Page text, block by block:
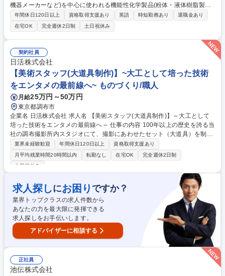
機器メーカーなど)を中心に使われる機能性化学製品(粉体・液体樹脂製品
など)の製造販売および商社機能も持つ弊社にて、タイ拠点の責任者候補
を募集。国内で知識習得後、現地赴任頂きます。 現地で現在の拠点長から
業務引継ぎを実施。約50名の工場や営業の管理を通じ事業成長を牽引しま
す。■工場管理および営業拠点の業務管理 ■現地スタッフのマネジメント ■
日本本社の方針に基づく現地経営の推進 ■品質向上や製造効率の改善施策
の実行 ■現トップからの業務引継ぎ 【仕事の魅力】右肩上がりの成長を続
ける海外拠点の経営を担う、裁量の大きなポジションです。経験を活かし
て拠点長として手腕を発揮できます。 募集職種 【海外製造拠点責任者候
補(タイ)】スタンダード上場/創業70年化学メーカー
年間休日120日以上 資格取得支援あり 英語 時短勤務あり
退職金あり
在宅OK
完全週休2日制 土日祝休み
契約社員
日活株式会社
【美術スタッフ(大道具制作)】~大工として培った技術
をエンタメの最前線へ~ ものづくり/職人
月給25万円～50万円
東京都調布市
企業名 日活株式会社 求人名 【美術スタッフ(大道具制作)】～大工として
培った技術をエンタメの最前線へ～ 仕事の内容 100年以上の歴史を誇る当
社の調布撮影所内スタジオにて、撮影にあわせたセット（大道具）を制作
いただきます。映画・TV・CM・MVなどの世界観を支える非常にやりが
いのある仕事です。 【詳細】■大道具の製作・設営(仕込み)、撤去、メン
テナンス ■作業場の清掃、材料などの発注等(※インパクトドライバーでの
は、建物の改変(杭打ち/アンカー固定/壁・床への穴あけ等)は一切伴いませ
ん。 【入社後】まずは先輩と一連の業務を経験。現場のプロである外部業
者と連携しながら、着実に知識とスキルを吸収し、無理なく独り立ちを目
指せます。 募集職種 【美術スタッフ(大道具制作)】～大工として培った技
術をエンタメの最前線へ～
業界未経験歓迎 年間休日120日以上
資格取得支援あり
月平均残業時間20時間以内
転勤なし 在宅OK
完全週休2日制
土日祝休み
求人探しにお困り ですか？
業界トップクラスの求人件数から
あなたの力を最大限に発揮できる
求人探しをお手伝いします。
アドバイザーに相談する
正社員
池伝株式会社